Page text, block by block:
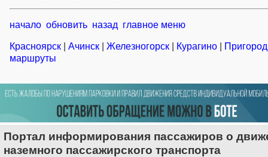
начало обновить назад главное меню
Красноярск Ачинск Железногорск Курагино
маршруты
Портал информирования пассажиров о
наземного пассажирского транспорта